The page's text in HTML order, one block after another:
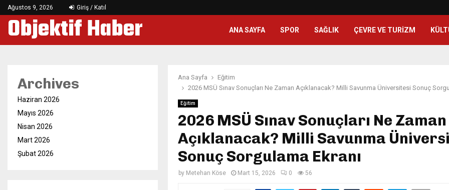
Ağustos 9, 2026 Giriş / Katıl
Objektif Haber ANA SAYFA SPOR SAĞLIK ÇEVRE VE TURIZM
Ana Sayfa
Eğitim
2026 MSÜ Sınav Sonuçları Ne Zaman Açıklanacak? Milli Savunma Üniversitesi Sonuç
Eğitim
2026 MSÜ Sınav Sonuçları Ne Zaman
Açıklanacak? Milli Savunma
Sonuç Sorgulama Ekranı
by Metehan Köse Mart 15, 2026 0 56
Archives
Haziran 2026
Mayıs 2026
Nisan 2026
Mart 2026
Şubat 2026